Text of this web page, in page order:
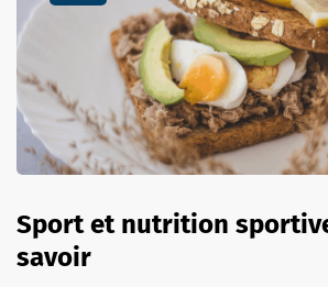
Sport et nutrition
savoir